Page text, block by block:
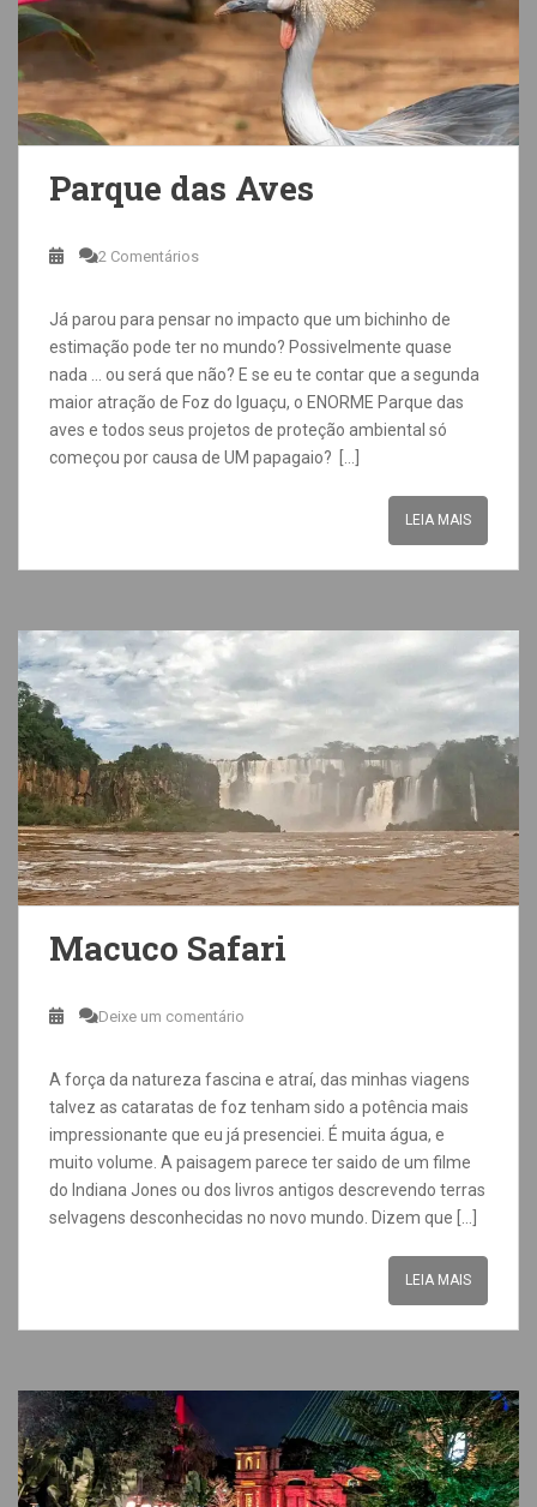
Parque das Aves
2 Comentários
Já parou para pensar no impacto que um bichinho de
estimação pode ter no mundo? Possivelmente quase
nada … ou será que não? E se eu te contar que a segunda
maior atração de Foz do Iguaçu, o ENORME Parque das
aves e todos seus projetos de proteção ambiental só
começou por causa de UM papagaio? […]
LEIA MAIS
Macuco Safari
Deixe um comentário
A força da natureza fascina e atraí, das minhas viagens
talvez as cataratas de foz tenham sido a potência mais
impressionante que eu já presenciei. É muita água, e
muito volume. A paisagem parece ter saido de um filme
do Indiana Jones ou dos livros antigos descrevendo terras
selvagens desconhecidas no novo mundo. Dizem que […]
LEIA MAIS